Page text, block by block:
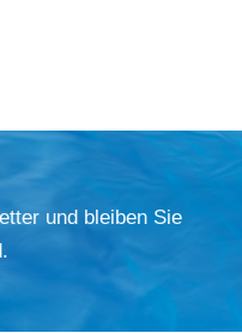
und bleiben Sie